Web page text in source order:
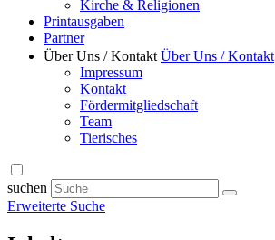
Kirche & Religionen
Printausgaben
Partner
Über Uns / Kontakt Über Uns / Kontakt
Impressum
Kontakt
Fördermitgliedschaft
Team
Tierisches
suchen
Erweiterte Suche